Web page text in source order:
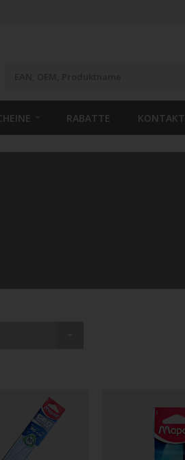
RABATTE KONTAKT